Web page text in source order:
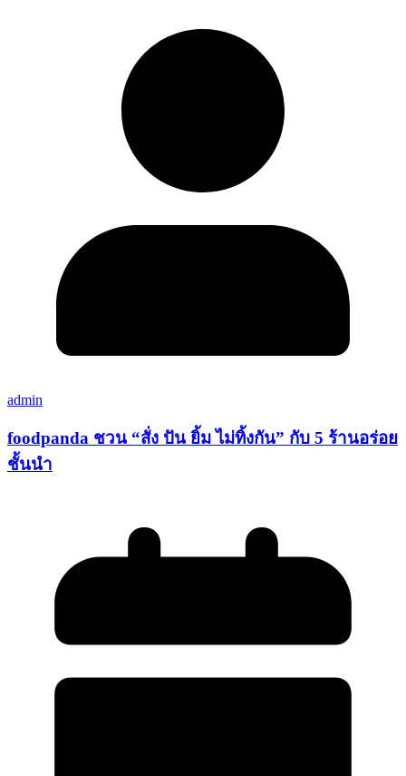
admin
foodpanda ชวน “สั่ง ปัน ยิ้ม ไม่ทิ้งกัน” กับ 5 ร้านอร่อย
ชั้นนำ